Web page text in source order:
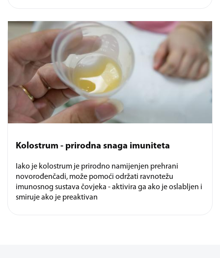
Kolostrum - prirodna snaga imuniteta
Iako je kolostrum je prirodno namijenjen prehrani
novorođenčadi, može pomoći održati ravnotežu
imunosnog sustava čovjeka - aktivira ga ako je oslabljen i
smiruje ako je preaktivan